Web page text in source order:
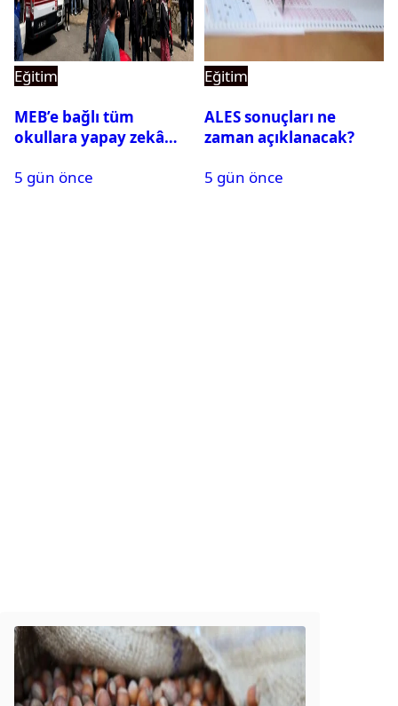
Eğitim
MEB’e bağlı tüm
okullara yapay zekâ
sistemi geliyor
5 gün önce
Eğitim
ALES sonuçları ne
zaman açıklanacak?
5 gün önce